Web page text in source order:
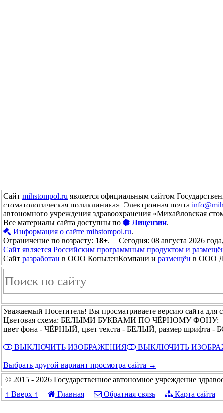
Сайт mihstompol.ru является официальным сайтом
стоматологическая поликлиника». Электронная почта
автономного учреждения здравоохранения «Михайловская
Все материалы сайта доступны по
Лицензии.
Информация о сайте mihstompol.ru.
Ограничение по возрасту: 18+. | Сегодня: 08 августа 2026
Сайт является Российским программным продуктом и
Сайт разработан в ООО КопыленКомпани и размещён в ООО
Уважаемый Посетитель! Вы просматриваете версию сайта для
Цветовая схема: БЕЛЫМИ БУКВАМИ ПО ЧЁРНОМУ ФОНУ:
цвет фона - ЧЁРНЫЙ, цвет текста - БЕЛЫЙ, размер шрифта
ВЫКЛЮЧИТЬ ИЗОБРАЖЕНИЯ ВЫКЛЮЧИТЬ
Выбрать другой вариант просмотра сайта →
© 2015 - 2026 Государственное автономное учреждение
↑ Вверх ↑
| Главная | Обратная связь | Карта сайта